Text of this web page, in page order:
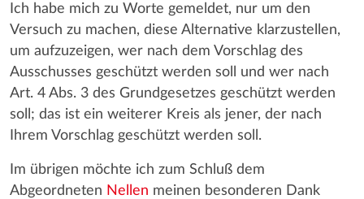
Ich habe mich zu Worte gemeldet, nur um den
Versuch zu machen, diese Alternative klarzustellen,
um aufzuzeigen, wer nach dem Vorschlag des
Ausschusses geschützt werden soll und wer nach
Art. 4 Abs. 3 des Grundgesetzes geschützt werden
soll; das ist ein weiterer Kreis als jener, der nach
Ihrem Vorschlag geschützt werden soll.
Im übrigen möchte ich zum Schluß dem
Abgeordneten Nellen meinen besonderen Dank